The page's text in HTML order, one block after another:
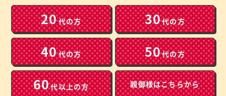
20代の方 30代の方
40代の方 50代の方
60代以上の方 親御様はこちらから